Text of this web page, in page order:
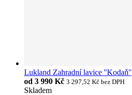
Lukland Zahradní lavice ''Kodaň''
od 3 990 Kč 3 297,52 Kč bez DPH
Skladem